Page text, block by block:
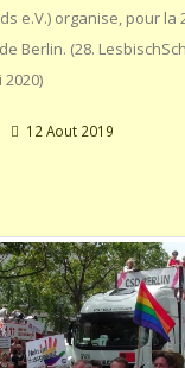
e.V.) organise, pour la
Berlin. (28.
2020)
12 Aout 2019